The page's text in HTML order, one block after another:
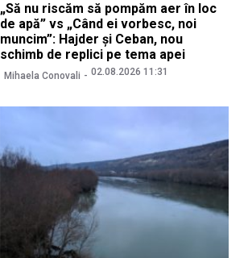
„Să nu riscăm să pompăm aer în loc
de apă” vs „Când ei vorbesc, noi
muncim”: Hajder și Ceban, nou
schimb de replici pe tema apei
Mihaela Conovali 02.08.2026 11:31